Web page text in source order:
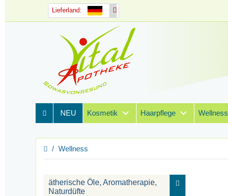
Lieferland:
NEU Kosmetik Haarpflege Wellness
Wellness
ätherische Öle, Aromatherapie,
Naturdüfte